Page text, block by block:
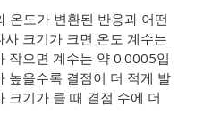
온도가 변환된 반응과 어떤
크기가 크면 온도 계수는
작으면 계수는 약 0.0005입
높을수록 결점이 더 적게 발
크기가 클 때 결점 수에 더